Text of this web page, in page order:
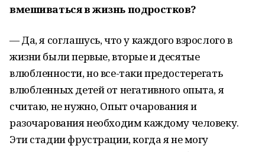
вмешиваться в жизнь подростков?
— Да, я соглашусь, что у каждого взрослого в
жизни были первые, вторые и десятые
влюбленности, но все-таки предостерегать
влюбленных детей от негативного опыта, я
считаю, не нужно, Опыт очарования и
разочарования необходим каждому человеку.
Эти стадии фрустрации, когда я не могу